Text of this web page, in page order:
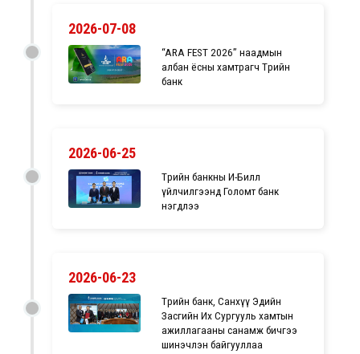
2026-07-08
“ARA FEST 2026” наадмын
албан ёсны хамтрагч Төрийн
банк
2026-06-25
Төрийн банкны И-Билл
үйлчилгээнд Голомт банк
нэгдлээ
2026-06-23
Төрийн банк, Санхүү Эдийн
Засгийн Их Сургууль хамтын
ажиллагааны санамж бичгээ
шинэчлэн байгууллаа